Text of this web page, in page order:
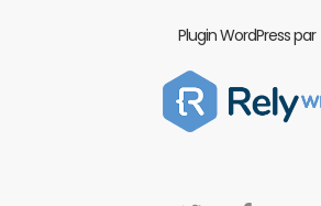
Plugin WordPress par